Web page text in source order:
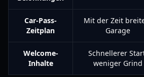
Car-Pass-
Zeitplan
Mit der Zeit
Garage
Welcome-
Inhalte
Schnellerer
weniger Grind